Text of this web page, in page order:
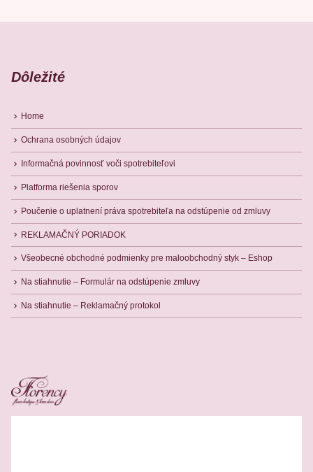
Dôležité
Home
Ochrana osobných údajov
Informačná povinnosť voči spotrebiteľovi
Platforma riešenia sporov
Poučenie o uplatnení práva spotrebiteľa na odstúpenie od zmluvy
REKLAMAČNÝ PORIADOK
Všeobecné obchodné podmienky pre maloobchodný styk – Eshop
Na stiahnutie – Formulár na odstúpenie zmluvy
Na stiahnutie – Reklamačný protokol